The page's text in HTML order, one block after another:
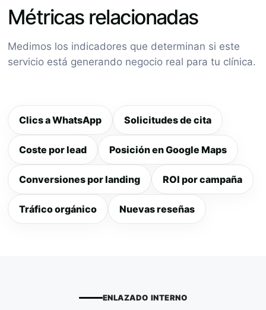
Métricas relacionadas
Medimos los indicadores que determinan si este
servicio está generando negocio real para tu clínica.
Clics a WhatsApp Solicitudes de cita
Coste por lead Posición en Google Maps
Conversiones por landing ROI por campaña
Tráfico orgánico Nuevas reseñas
ENLAZADO INTERNO